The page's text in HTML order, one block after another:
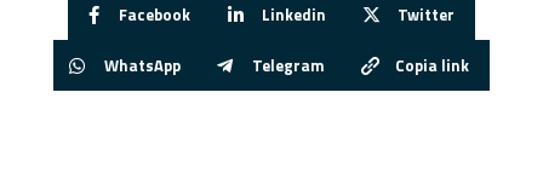
Facebook Linkedin Twitter
WhatsApp Telegram Copia link